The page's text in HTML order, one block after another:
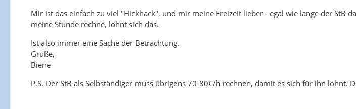
Mir ist das einfach zu viel "Hickhack", und mir meine Freizeit lieber - egal wie lange der StB
meine Stunde rechne, lohnt sich das.
Ist also immer eine Sache der Betrachtung.
Grüße,
Biene
P.S. Der StB als Selbständiger muss übrigens 70-80€/h rechnen, damit es sich für ihn lohnt.